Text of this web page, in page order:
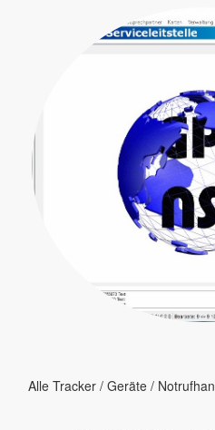
Alle Tracker / Geräte /